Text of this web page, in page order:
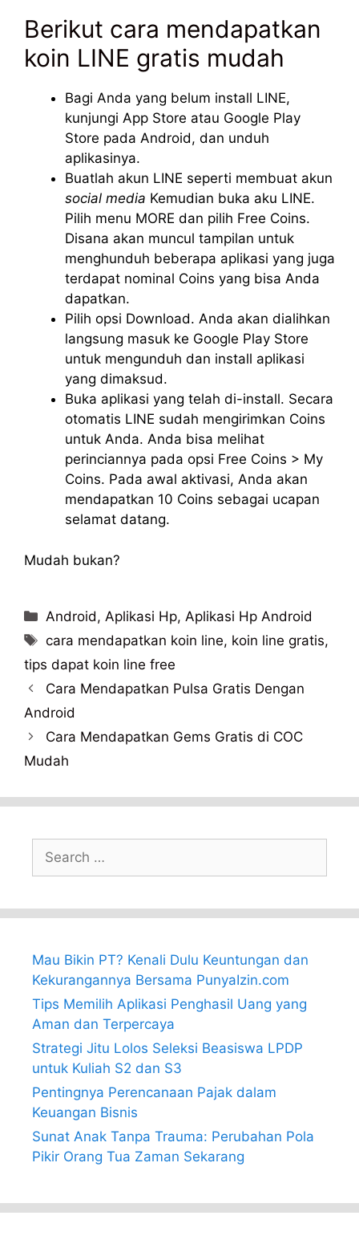
Berikut cara mendapatkan
koin LINE gratis mudah
Bagi Anda yang belum install LINE,
kunjungi App Store atau Google Play
Store pada Android, dan unduh
aplikasinya.
Buatlah akun LINE seperti membuat akun
social media Kemudian buka aku LINE.
Pilih menu MORE dan pilih Free Coins.
Disana akan muncul tampilan untuk
menghunduh beberapa aplikasi yang juga
terdapat nominal Coins yang bisa Anda
dapatkan.
Pilih opsi Download. Anda akan dialihkan
langsung masuk ke Google Play Store
untuk mengunduh dan install aplikasi
yang dimaksud.
Buka aplikasi yang telah di-install. Secara
otomatis LINE sudah mengirimkan Coins
untuk Anda. Anda bisa melihat
perinciannya pada opsi Free Coins > My
Coins. Pada awal aktivasi, Anda akan
mendapatkan 10 Coins sebagai ucapan
selamat datang.
Mudah bukan?
Categories
Android,Aplikasi Hp,Aplikasi Hp Android
Tags
cara mendapatkan koin line, koin line gratis,
tips dapat koin line free
Cara Mendapatkan Pulsa Gratis Dengan
Android
Cara Mendapatkan Gems Gratis di COC
Mudah
Search
for:
Mau Bikin PT? Kenali Dulu Keuntungan dan
Kekurangannya Bersama PunyaIzin.com
Tips Memilih Aplikasi Penghasil Uang yang
Aman dan Terpercaya
Strategi Jitu Lolos Seleksi Beasiswa LPDP
untuk Kuliah S2 dan S3
Pentingnya Perencanaan Pajak dalam
Keuangan Bisnis
Sunat Anak Tanpa Trauma: Perubahan Pola
Pikir Orang Tua Zaman Sekarang